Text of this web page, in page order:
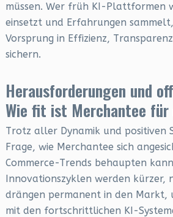
müssen. Wer früh KI-Plattformen
einsetzt und Erfahrungen
Vorsprung in Effizienz,
sichern.
Herausforderungen und
Wie fit ist Merchantee für
Trotz aller Dynamik und positiven
Frage, wie Merchantee sich
Commerce-Trends behaupten
Innovationszyklen werden kürzer,
drängen permanent in den Markt,
mit den fortschrittlichen KI-